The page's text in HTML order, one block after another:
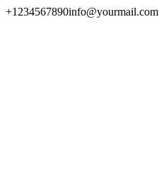
+1234567890info@yourmail.com